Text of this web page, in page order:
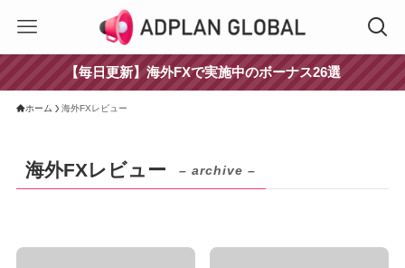
【毎日更新】海外FXで実施中のボーナス26選
ホーム 海外FXレビュー
海外FXレビュー – archive –